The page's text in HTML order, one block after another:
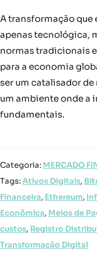
A transformação que
apenas tecnológica,
normas tradicionais
para a economia
ser um catalisador
um ambiente onde a
fundamentais.
Categoria: MERCADO
Tags:Ativos Digitais,
Financeira, Ethereum,
Econômica, Meios de
custos, Registro
Transformação Digital